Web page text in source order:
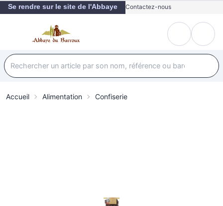
Se rendre sur le site de l'Abbaye Contactez-nous
Accueil Alimentation Confiserie